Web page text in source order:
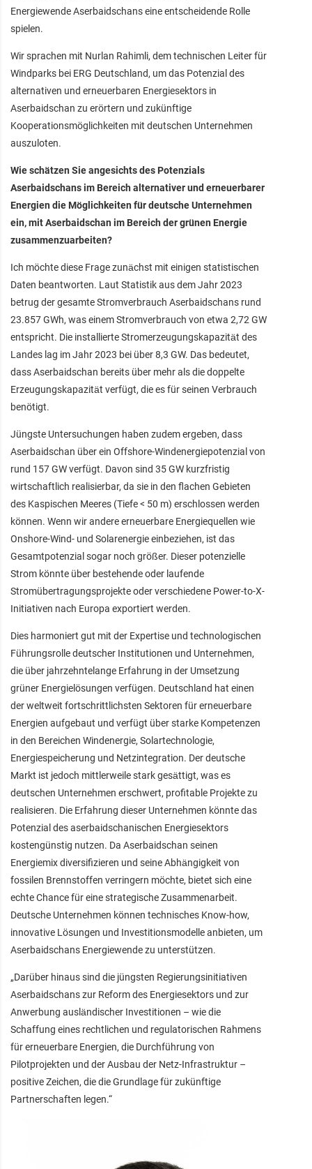
Energiewende Aserbaidschans eine entscheidende Rolle
spielen.
Wir sprachen mit Nurlan Rahimli, dem technischen Leiter für
Windparks bei ERG Deutschland, um das Potenzial des
alternativen und erneuerbaren Energiesektors in
Aserbaidschan zu erörtern und zukünftige
Kooperationsmöglichkeiten mit deutschen Unternehmen
auszuloten.
Wie schätzen Sie angesichts des Potenzials
Aserbaidschans im Bereich alternativer und erneuerbarer
Energien die Möglichkeiten für deutsche Unternehmen
ein, mit Aserbaidschan im Bereich der grünen Energie
zusammenzuarbeiten?
Ich möchte diese Frage zunächst mit einigen statistischen
Daten beantworten. Laut Statistik aus dem Jahr 2023
betrug der gesamte Stromverbrauch Aserbaidschans rund
23.857 GWh, was einem Stromverbrauch von etwa 2,72 GW
entspricht. Die installierte Stromerzeugungskapazität des
Landes lag im Jahr 2023 bei über 8,3 GW. Das bedeutet,
dass Aserbaidschan bereits über mehr als die doppelte
Erzeugungskapazität verfügt, die es für seinen Verbrauch
benötigt.
Jüngste Untersuchungen haben zudem ergeben, dass
Aserbaidschan über ein Offshore-Windenergiepotenzial von
rund 157 GW verfügt. Davon sind 35 GW kurzfristig
wirtschaftlich realisierbar, da sie in den flachen Gebieten
des Kaspischen Meeres (Tiefe < 50 m) erschlossen werden
können. Wenn wir andere erneuerbare Energiequellen wie
Onshore-Wind- und Solarenergie einbeziehen, ist das
Gesamtpotenzial sogar noch größer. Dieser potenzielle
Strom könnte über bestehende oder laufende
Stromübertragungsprojekte oder verschiedene Power-to-X-
Initiativen nach Europa exportiert werden.
Dies harmoniert gut mit der Expertise und technologischen
Führungsrolle deutscher Institutionen und Unternehmen,
die über jahrzehntelange Erfahrung in der Umsetzung
grüner Energielösungen verfügen. Deutschland hat einen
der weltweit fortschrittlichsten Sektoren für erneuerbare
Energien aufgebaut und verfügt über starke Kompetenzen
in den Bereichen Windenergie, Solartechnologie,
Energiespeicherung und Netzintegration. Der deutsche
Markt ist jedoch mittlerweile stark gesättigt, was es
deutschen Unternehmen erschwert, profitable Projekte zu
realisieren. Die Erfahrung dieser Unternehmen könnte das
Potenzial des aserbaidschanischen Energiesektors
kostengünstig nutzen. Da Aserbaidschan seinen
Energiemix diversifizieren und seine Abhängigkeit von
fossilen Brennstoffen verringern möchte, bietet sich eine
echte Chance für eine strategische Zusammenarbeit.
Deutsche Unternehmen können technisches Know-how,
innovative Lösungen und Investitionsmodelle anbieten, um
Aserbaidschans Energiewende zu unterstützen.
„Darüber hinaus sind die jüngsten Regierungsinitiativen
Aserbaidschans zur Reform des Energiesektors und zur
Anwerbung ausländischer Investitionen – wie die
Schaffung eines rechtlichen und regulatorischen Rahmens
für erneuerbare Energien, die Durchführung von
Pilotprojekten und der Ausbau der Netz-Infrastruktur –
positive Zeichen, die die Grundlage für zukünftige
Partnerschaften legen.“